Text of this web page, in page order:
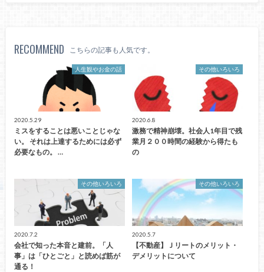
RECOMMEND こちらの記事も人気です。
人生観やお金の話
2020.5.29
ミスをすることは悪いことじゃな
い。 それは上達するためには必ず
必要なもの。 …
その他いろいろ
2020.6.8
激務で精神崩壊。社会人1年目で残
業月２００時間の経験から得たも
の
その他いろいろ
2020.7.2
会社で知った本音と建前。「人
事」は「ひとごと」と読めば筋が
通る！
その他いろいろ
2020.5.7
【不動産】Ｊリートのメリット・
デメリットについて